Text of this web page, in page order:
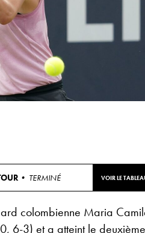
• TERMINÉ VOIR LE
colombienne Maria
6-3) et a atteint le